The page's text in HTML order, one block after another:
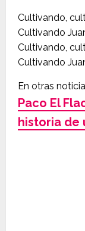
Cultivando,
Cultivando
Cultivando,
Cultivando
En otras
Paco El
historia de